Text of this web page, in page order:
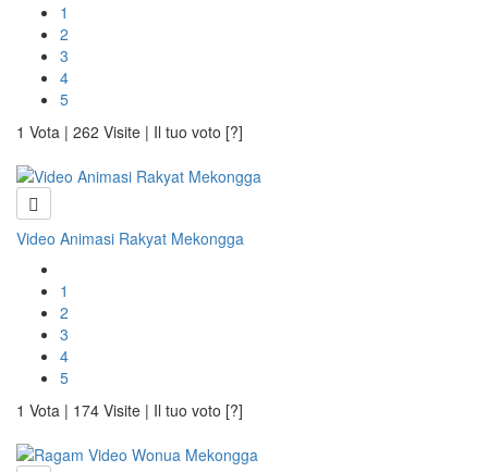
1
2
3
4
5
1 Vota | 262 Visite | Il tuo voto [?]
Video Animasi Rakyat Mekongga
1
2
3
4
5
1 Vota | 174 Visite | Il tuo voto [?]